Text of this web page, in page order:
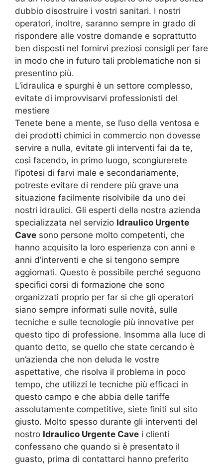
dubbio disostruire i vostri sanitari. I nostri
operatori, inoltre, saranno sempre in grado di
rispondere alle vostre domande e soprattutto
ben disposti nel fornirvi preziosi consigli per fare
in modo che in futuro tali problematiche non si
presentino più.
L’idraulica e spurghi è un settore complesso,
evitate di improvvisarvi professionisti del
mestiere
Tenete bene a mente, se l’uso della ventosa e
dei prodotti chimici in commercio non dovesse
servire a nulla, evitate gli interventi fai da te,
così facendo, in primo luogo, scongiurerete
l’ipotesi di farvi male e secondariamente,
potreste evitare di rendere più grave una
situazione facilmente risolvibile da uno dei
nostri idraulici. Gli esperti della nostra azienda
specializzata nel servizio Idraulico Urgente
Cave sono persone molto competenti, che
hanno acquisito la loro esperienza con anni e
anni d’interventi e che si tengono sempre
aggiornati. Questo è possibile perché seguono
specifici corsi di formazione che sono
organizzati proprio per far si che gli operatori
siano sempre informati sulle novità, sulle
tecniche e sulle tecnologie più innovative per
questo tipo di professione. Insomma alla luce di
quanto detto, se quello che state cercando è
un’azienda che non deluda le vostre
aspettative, che risolva il problema in poco
tempo, che utilizzi le tecniche più efficaci in
questo campo e che abbia delle tariffe
assolutamente competitive, siete finiti sul sito
giusto. Molto spesso durante gli interventi del
nostro Idraulico Urgente Cave i clienti
confessano che quando si è presentato il
guasto, prima di contattarci hanno preferito